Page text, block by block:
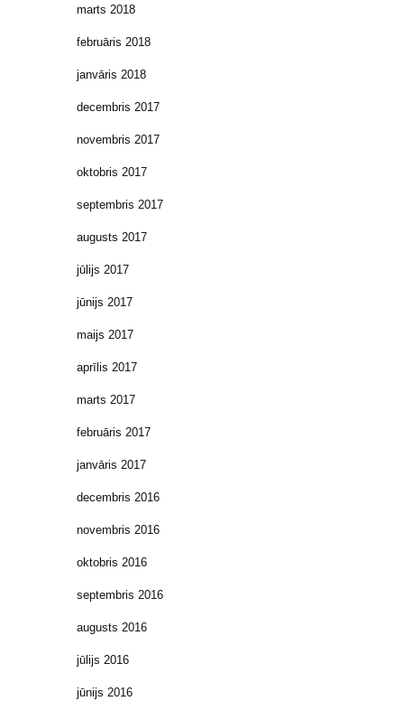
marts 2018
februāris 2018
janvāris 2018
decembris 2017
novembris 2017
oktobris 2017
septembris 2017
augusts 2017
jūlijs 2017
jūnijs 2017
maijs 2017
aprīlis 2017
marts 2017
februāris 2017
janvāris 2017
decembris 2016
novembris 2016
oktobris 2016
septembris 2016
augusts 2016
jūlijs 2016
jūnijs 2016